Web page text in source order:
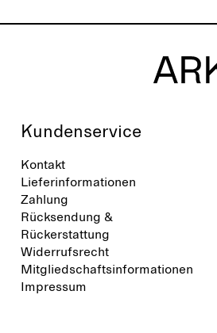
Kundenservice
Kontakt
Lieferinformationen
Zahlung
Rücksendung &
Rückerstattung
Widerrufsrecht
Mitgliedschaftsinformationen
Impressum